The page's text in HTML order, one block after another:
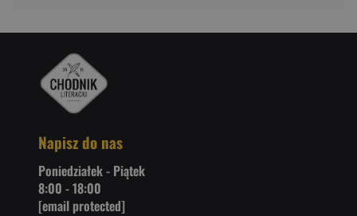
Napisz do nas
Poniedziałek - Piątek
8:00 - 18:00
[email protected]